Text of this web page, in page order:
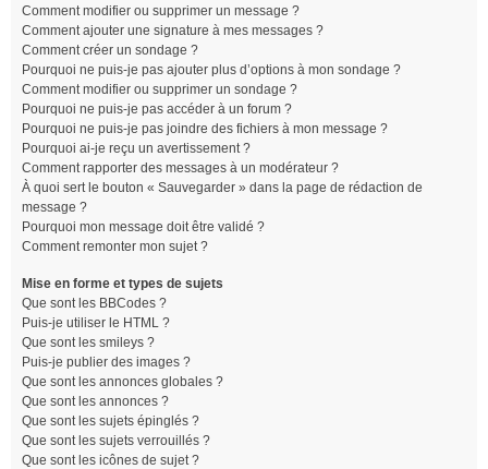
Comment modifier ou supprimer un message ?
Comment ajouter une signature à mes messages ?
Comment créer un sondage ?
Pourquoi ne puis-je pas ajouter plus d’options à mon sondage ?
Comment modifier ou supprimer un sondage ?
Pourquoi ne puis-je pas accéder à un forum ?
Pourquoi ne puis-je pas joindre des fichiers à mon message ?
Pourquoi ai-je reçu un avertissement ?
Comment rapporter des messages à un modérateur ?
À quoi sert le bouton « Sauvegarder » dans la page de rédaction de
message ?
Pourquoi mon message doit être validé ?
Comment remonter mon sujet ?
Mise en forme et types de sujets
Que sont les BBCodes ?
Puis-je utiliser le HTML ?
Que sont les smileys ?
Puis-je publier des images ?
Que sont les annonces globales ?
Que sont les annonces ?
Que sont les sujets épinglés ?
Que sont les sujets verrouillés ?
Que sont les icônes de sujet ?